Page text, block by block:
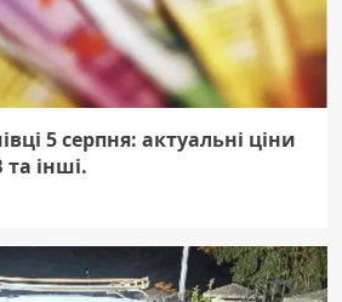
5 серпня: актуальні ціни
та інші.